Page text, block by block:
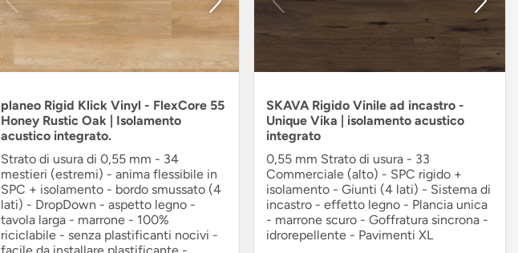
planeo Rigid Klick Vinyl - FlexCore 55
Honey Rustic Oak | Isolamento
acustico integrato.
Strato di usura di 0,55 mm - 34
mestieri (estremi) - anima flessibile in
SPC + isolamento - bordo smussato (4
lati) - DropDown - aspetto legno -
tavola larga - marrone - 100%
riciclabile - senza plastificanti nocivi -
SKAVA Rigido Vinile ad incastro -
Unique Vika | isolamento acustico
integrato
0,55 mm Strato di usura - 33
Commerciale (alto) - SPC rigido +
isolamento - Giunti (4 lati) - Sistema di
incastro - effetto legno - Plancia unica
- marrone scuro - Goffratura sincrona -
idrorepellente - Pavimenti XL